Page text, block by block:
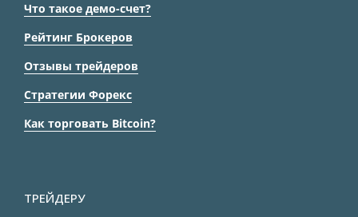
Что такое демо-счет?
Рейтинг Брокеров
Отзывы трейдеров
Стратегии Форекс
Как торговать Bitcoin?
ТРЕЙДЕРУ